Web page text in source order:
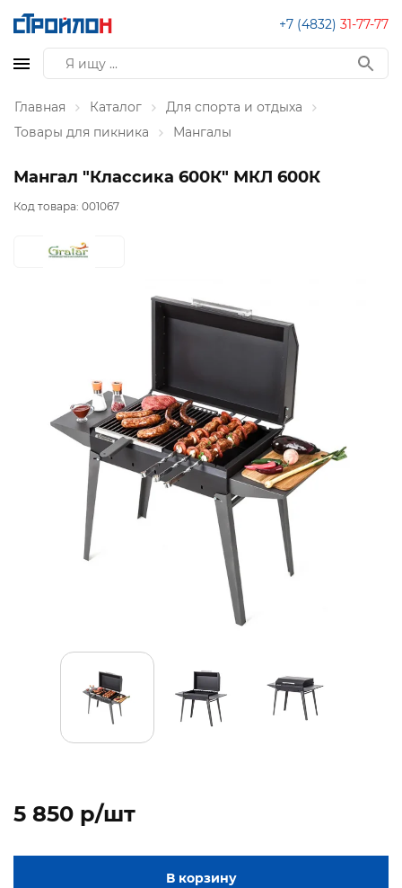
+7 (4832) 31-77-77
Главная Каталог
Для спорта и отдыха
Товары для пикника
Мангалы
Мангал "Классика 600К" МКЛ 600К
Код товара: 001067
5 850 p/шт
В корзину